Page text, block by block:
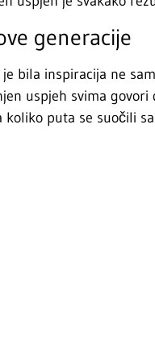
generacije
bila inspiracija ne
uspjeh svima
puta se suočili sa